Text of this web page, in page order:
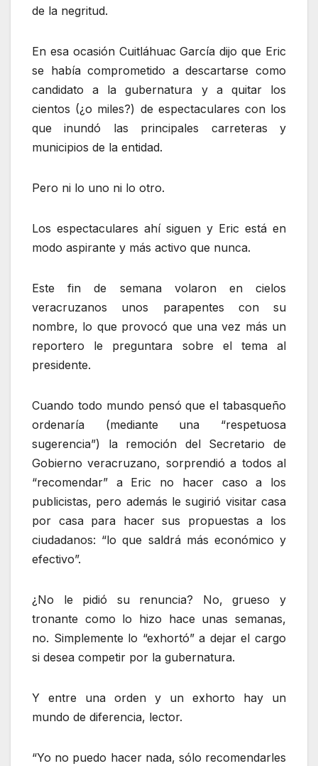
de la negritud.
En esa ocasión Cuitláhuac García dijo que Eric
se había comprometido a descartarse como
candidato a la gubernatura y a quitar los
cientos (¿o miles?) de espectaculares con los
que inundó las principales carreteras y
municipios de la entidad.
Pero ni lo uno ni lo otro.
Los espectaculares ahí siguen y Eric está en
modo aspirante y más activo que nunca.
Este fin de semana volaron en cielos
veracruzanos unos parapentes con su
nombre, lo que provocó que una vez más un
reportero le preguntara sobre el tema al
presidente.
Cuando todo mundo pensó que el tabasqueño
ordenaría (mediante una “respetuosa
sugerencia”) la remoción del Secretario de
Gobierno veracruzano, sorprendió a todos al
“recomendar” a Eric no hacer caso a los
publicistas, pero además le sugirió visitar casa
por casa para hacer sus propuestas a los
ciudadanos: “lo que saldrá más económico y
efectivo”.
¿No le pidió su renuncia? No, grueso y
tronante como lo hizo hace unas semanas,
no. Simplemente lo “exhortó” a dejar el cargo
si desea competir por la gubernatura.
Y entre una orden y un exhorto hay un
mundo de diferencia, lector.
“Yo no puedo hacer nada, sólo recomendarles